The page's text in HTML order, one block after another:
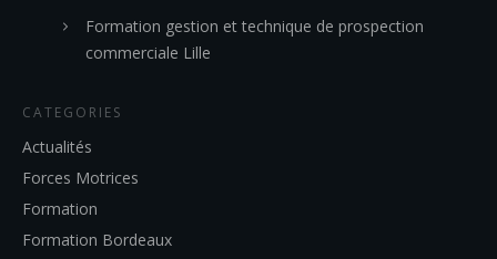
Formation gestion et technique de prospection
commerciale Lille
CATEGORIES
Actualités
Forces Motrices
Formation
Formation Bordeaux